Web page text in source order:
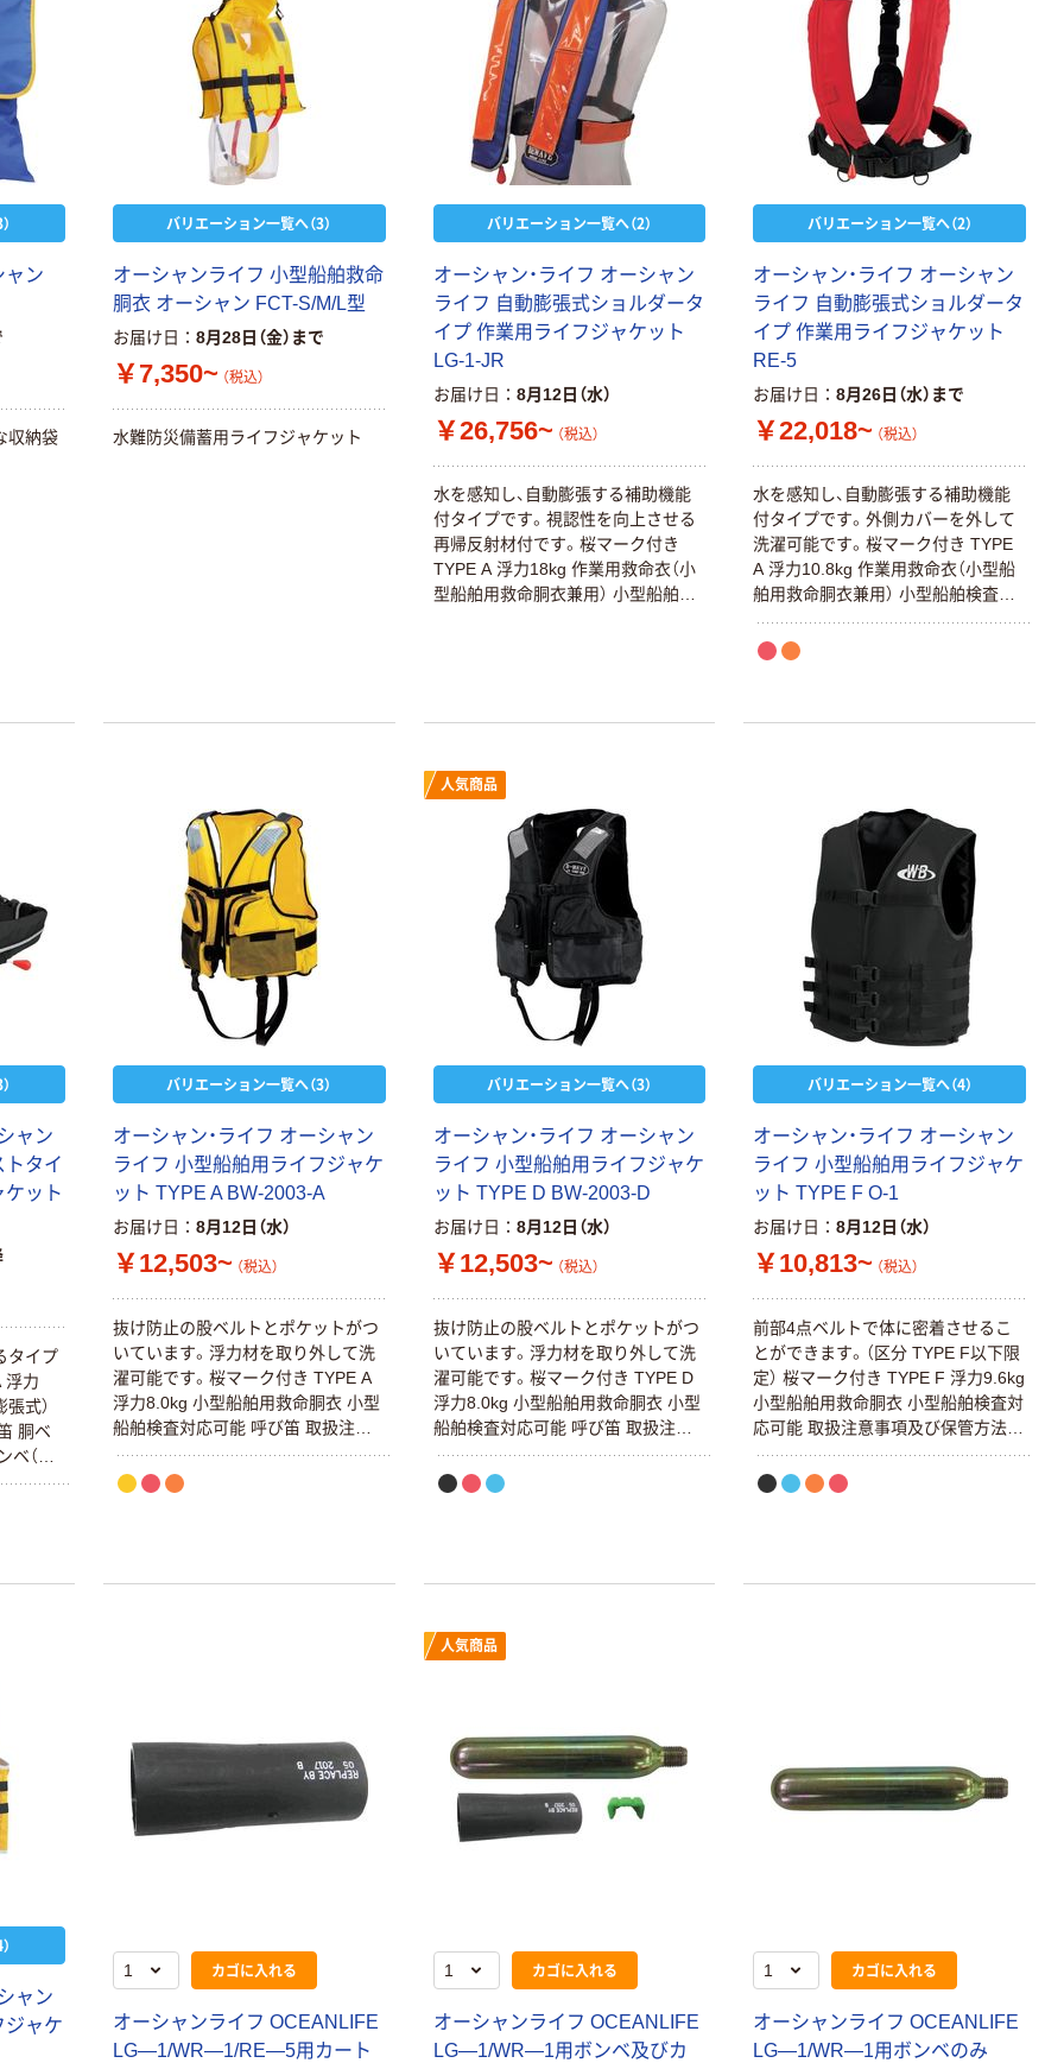
ャン
収納袋
バリエーション一覧へ（3）
オーシャンライフ 小型船舶救命
胴衣 オーシャン FCT-S/M/L型
お届け日 8月28日（金）まで
￥7,350~ （税込）
水難防災備蓄用ライフジャケット
バリエーション一覧へ（2）
オーシャン・ライフ オーシャン
ライフ 自動膨張式ショルダータ
イプ 作業用ライフジャケット
LG-1-JR
お届け日 8月12日（水）
￥26,756~ （税込）
水を感知し、自動膨張する補助機能
付タイプです。視認性を向上させる
再帰反射材付です。桜マーク付き
TYPE A 浮力18kg 作業用救命衣（小
型船舶用救命胴衣兼用） 小型船舶検
バリエーション一覧へ（2）
オーシャン・ライフ オーシャン
ライフ 自動膨張式ショルダータ
イプ 作業用ライフジャケット
RE-5
お届け日 8月26日（水）まで
￥22,018~ （税込）
水を感知し、自動膨張する補助機能
付タイプです。外側カバーを外して
洗濯可能です。桜マーク付き TYPE
A 浮力10.8kg 作業用救命衣（小型船
舶用救命胴衣兼用） 小型船舶検査対
応可能 呼び笛 炭酸ガスボンベ（内容
量17g） 水感知カートリッジ
ャン
タイ
ット
タイプ
浮力
式）
胴ベ
（内
バリエーション一覧へ（3）
オーシャン・ライフ オーシャン
ライフ 小型船舶用ライフジャケ
ット TYPE A BW-2003-A
お届け日 8月12日（水）
￥12,503~ （税込）
抜け防止の股ベルトとポケットがつ
いています。浮力材を取り外して洗
濯可能です。桜マーク付き TYPE A
浮力8.0kg 小型船舶用救命胴衣 小型
船舶検査対応可能 呼び笛 取扱注意
事項及び保管方法説明書
人気商品
バリエーション一覧へ（3）
オーシャン・ライフ オーシャン
ライフ 小型船舶用ライフジャケ
ット TYPE D BW-2003-D
お届け日 8月12日（水）
￥12,503~ （税込）
抜け防止の股ベルトとポケットがつ
いています。浮力材を取り外して洗
濯可能です。桜マーク付き TYPE D
浮力8.0kg 小型船舶用救命胴衣 小型
船舶検査対応可能 呼び笛 取扱注意
事項及び保管方法説明書
バリエーション一覧へ（4）
オーシャン・ライフ オーシャン
ライフ 小型船舶用ライフジャケ
ット TYPE F O-1
お届け日 8月12日（水）
￥10,813~ （税込）
前部4点ベルトで体に密着させるこ
とができます。（区分 TYPE F以下限
定） 桜マーク付き TYPE F 浮力9.6kg
小型船舶用救命胴衣 小型船舶検査対
応可能 取扱注意事項及び保管方法説
明書
ャン
ジャケ
カゴに入れる
オーシャンライフ OCEANLIFE
LG―1/WR―1/RE―5用カート
人気商品
カゴに入れる
オーシャンライフ OCEANLIFE
LG―1/WR―1用ボンベ及びカ
カゴに入れる
オーシャンライフ OCEANLIFE
LG―1/WR―1用ボンベのみ